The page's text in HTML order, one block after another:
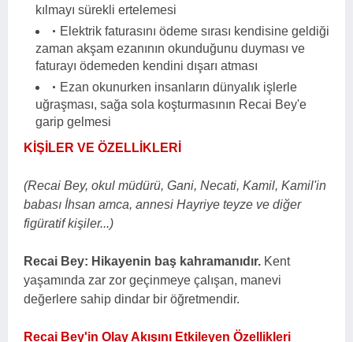
kılmayı sürekli ertelemesi
Elektrik faturasını ödeme sırası kendisine geldiği
zaman akşam ezanının okunduğunu duyması ve
faturayı ödemeden kendini dışarı atması
Ezan okunurken insanların dünyalık işlerle
uğraşması, sağa sola koşturmasının Recai Bey'e
garip gelmesi
KİŞİLER VE ÖZELLİKLERİ
(Recai Bey, okul müdürü, Gani, Necati, Kamil, Kamil'in
babası İhsan amca, annesi Hayriye teyze ve diğer
figüratif kişiler...)
Recai Bey: Hikayenin baş kahramanıdır. Kent
yaşamında zar zor geçinmeye çalışan, manevi
değerlere sahip dindar bir öğretmendir.
Recai Bey'in Olay Akışını Etkileyen Özellikleri